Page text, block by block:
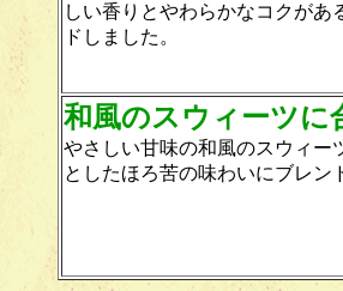
しい香りとやわらかなコクがあ
ドしました。
和風のスウィーツに
やさしい甘味の和風のスウィー
としたほろ苦の味わいにブレン